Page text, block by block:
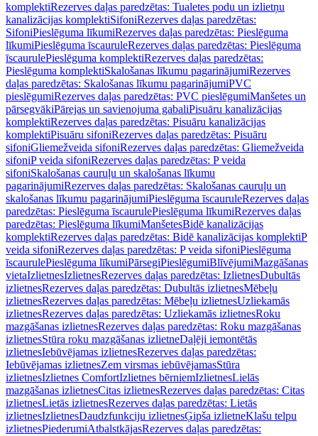
komplektiRezerves daļas paredzētas: Tualetes podu un izlietņu
kanalizācijas komplektiSifoniRezerves daļas paredzētas:
SifoniPieslēguma līkumiRezerves daļas paredzētas: Pieslēguma
līkumiPieslēguma īscauruleRezerves daļas paredzētas: Pieslēguma
īscaurulePieslēguma komplektiRezerves daļas paredzētas:
Pieslēguma komplektiSkalošanas līkumu pagarinājumiRezerves
daļas paredzētas: Skalošanas līkumu pagarinājumiPVC
pieslēgumiRezerves daļas paredzētas: PVC pieslēgumiManšetes un
pārsegvākiPārejas un savienojuma gabaliPisuāru kanalizācijas
komplektiRezerves daļas paredzētas: Pisuāru kanalizācijas
komplektiPisuāru sifoniRezerves daļas paredzētas: Pisuāru
sifoniGliemežveida sifoniRezerves daļas paredzētas: Gliemežveida
sifoniP veida sifoniRezerves daļas paredzētas: P veida
sifoniSkalošanas cauruļu un skalošanas līkumu
pagarinājumiRezerves daļas paredzētas: Skalošanas cauruļu un
skalošanas līkumu pagarinājumiPieslēguma īscauruleRezerves daļas
paredzētas: Pieslēguma īscaurulePieslēguma līkumiRezerves daļas
paredzētas: Pieslēguma līkumiManšetesBidē kanalizācijas
komplektiRezerves daļas paredzētas: Bidē kanalizācijas komplektiP
veida sifoniRezerves daļas paredzētas: P veida sifoniPieslēguma
īscaurulePieslēguma līkumiPārsegiPieslēgumiBlīvējumiMazgāšanas
vietaIzlietnesIzlietnesRezerves daļas paredzētas: IzlietnesDubultās
izlietnesRezerves daļas paredzētas: Dubultās izlietnesMēbeļu
izlietnesRezerves daļas paredzētas: Mēbeļu izlietnesUzliekamās
izlietnesRezerves daļas paredzētas: Uzliekamās izlietnesRoku
mazgāšanas izlietnesRezerves daļas paredzētas: Roku mazgāšanas
izlietnesStūra roku mazgāšanas izlietneDaļēji iemontētās
izlietnesIebūvējamas izlietnesRezerves daļas paredzētas:
Iebūvējamas izlietnesZem virsmas iebūvējamasStūra
izlietnesIzlietnes ComfortIzlietnes bērniemIzlietnesLielās
mazgāšanas izlietnesCitas izlietnesRezerves daļas paredzētas: Citas
izlietnesLietās izlietnesRezerves daļas paredzētas: Lietās
izlietnesIzlietnesDaudzfunkciju izlietnesĢipša izlietneKlašu telpu
izlietnesPiederumiAtbalstkājasRezerves daļas paredzētas: